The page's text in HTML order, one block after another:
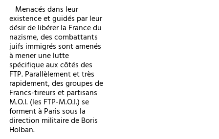
Menacés dans leur
existence et guidés par leur
désir de libérer la France du
nazisme, des combattants
juifs immigrés sont amenés
à mener une lutte
spécifique aux côtés des
FTP. Parallèlement et très
rapidement, des groupes de
Francs-tireurs et partisans
M.O.I. (les FTP-M.O.I.) se
forment à Paris sous la
direction militaire de Boris
Holban.